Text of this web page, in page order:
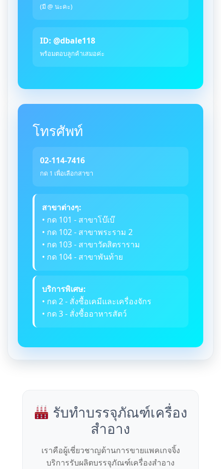
(มี @ นะคะ)
ID: @dbale118
พร้อมตอบลูกค้าเสมอค่ะ
โทรศัพท์
02-114-7416
กด 1 เพื่อเลือกสาขา
สาขาต่างๆ:
• กด 101 - สาขาโบ๊เบ๊
• กด 102 - สาขาพระราม 2
• กด 103 - สาขาวัดสิตราราม
• กด 104 - สาขาพันท้าย
บริการพิเศษ:
• กด 2 - สั่งซื้อเคมีและเครื่องจักร
• กด 3 - สั่งซื้ออาหารสัตว์
รับทำบรรจุภัณฑ์เครื่อง
สำอาง
เราคือผู้เชี่ยวชาญด้านการขายแพคเกจจิ้ง
บริการรับผลิตบรรจุภัณฑ์เครื่องสำอาง